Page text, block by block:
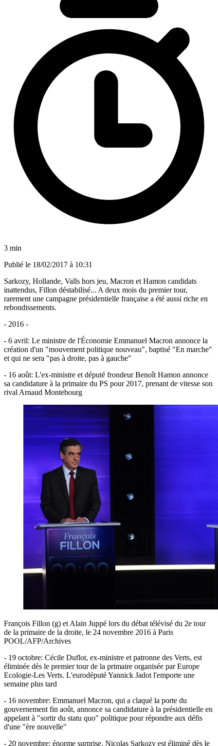
3 min
Publié le 18/02/2017 à 10:31
Sarkozy, Hollande, Valls hors jeu, Macron et Hamon candidats
inattendus, Fillon déstabilisé... A deux mois du premier tour,
rarement une campagne présidentielle française a été aussi riche en
rebondissements.
- 2016 -
- 6 avril: Le ministre de l'Économie Emmanuel Macron annonce la
création d'un "mouvement politique nouveau", baptisé "En marche"
et qui ne sera "pas à droite, pas à gauche"
- 16 août: L'ex-ministre et député frondeur Benoît Hamon annonce
sa candidature à la primaire du PS pour 2017, prenant de vitesse son
rival Arnaud Montebourg
François Fillon (g) et Alain Juppé lors du débat télévisé du 2e tour
de la primaire de la droite, le 24 novembre 2016 à Paris
POOL/AFP/Archives
- 19 octobre: Cécile Duflot, ex-ministre et patronne des Verts, est
éliminée dès le premier tour de la primaire organisée par Europe
Ecologie-Les Verts. L'eurodéputé Yannick Jadot l'emporte une
semaine plus tard
- 16 novembre: Emmanuel Macron, qui a claqué la porte du
gouvernement fin août, annonce sa candidature à la présidentielle en
appelant à "sortir du statu quo" politique pour répondre aux défis
d'une "ère nouvelle"
- 20 novembre: énorme surprise, Nicolas Sarkozy est éliminé dès le